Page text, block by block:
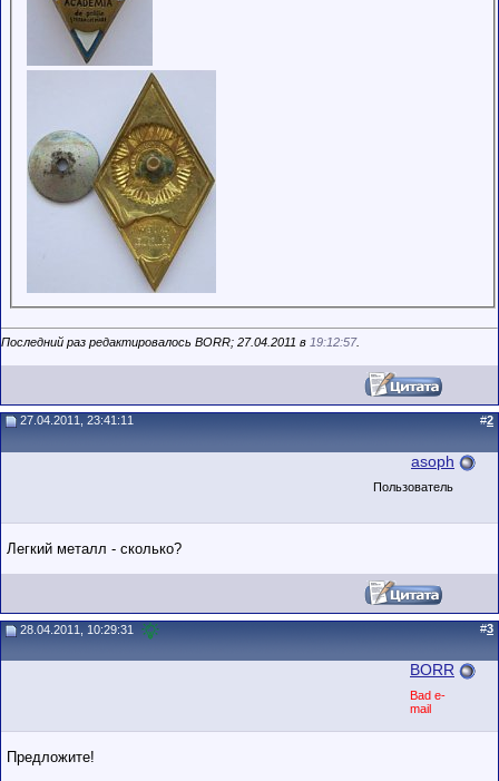
Последний раз редактировалось BORR; 27.04.2011 в 19:12:57.
27.04.2011, 23:41:11 #2
asoph
Пользователь
Легкий металл - сколько?
28.04.2011, 10:29:31 #3
BORR
Bad e-
mail
Предложите!